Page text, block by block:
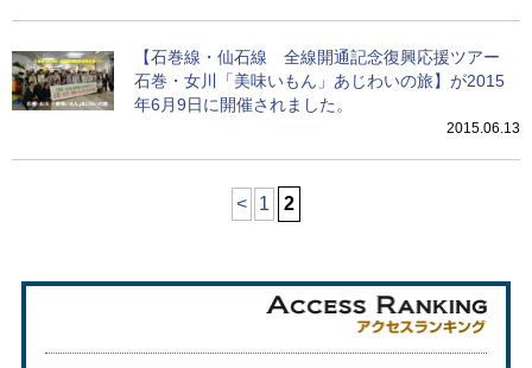
【石巻線・仙石線 全線開通記念復興応援ツアー
石巻・女川「美味いもん」あじわいの旅】が2015
年6月9日に開催されました。
2015.06.13
< 1 2